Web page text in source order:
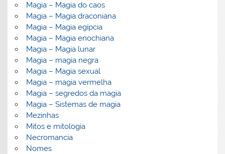
Magia – Magia do caos
Magia – Magia draconiana
Magia – Magia egípcia
Magia – Magia enochiana
Magia – Magia lunar
Magia – magia negra
Magia – Magia sexual
Magia – magia vermelha
Magia – segredos da magia
Magia – Sistemas de magia
Mezinhas
Mitos e mitologia
Necromancia
Nomes